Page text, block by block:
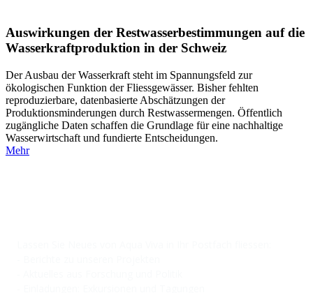
Auswirkungen der Restwasserbestimmungen auf die
Wasserkraftproduktion in der Schweiz
Der Ausbau der Wasserkraft steht im Spannungsfeld zur
ökologischen Funktion der Fliessgewässer. Bisher fehlten
reproduzierbare, datenbasierte Abschätzungen der
Produktionsminderungen durch Restwassermengen. Öffentlich
zugängliche Daten schaffen die Grundlage für eine nachhaltige
Wasserwirtschaft und fundierte Entscheidungen.
Mehr